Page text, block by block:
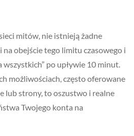
mitów, nie istnieją żadne
obejście tego limitu czasowego i
po upływie 10 minut.
możliwościach, często oferowane
lub strony, to oszustwo i realne
Twojego konta na